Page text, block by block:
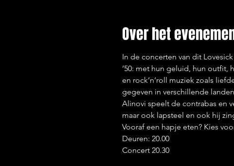
Over het
In de concerten van dit
’50: met hun geluid, hun outfit,
en rock’n’roll muziek zoals
gegeven in verschillende
Alinovi speelt de contrabas en
maar ook lapsteel en ook hij
Vooraf een hapje eten? Kies
Deuren: 20.00
Concert 20.30